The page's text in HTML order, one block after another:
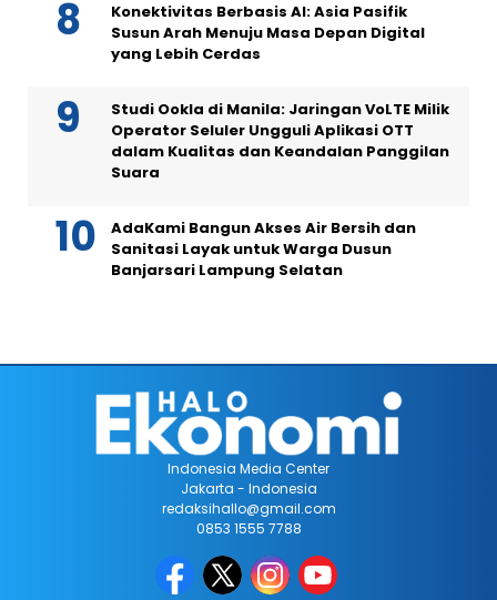
Konektivitas Berbasis AI: Asia Pasifik
Susun Arah Menuju Masa Depan Digital
yang Lebih Cerdas
Studi Ookla di Manila: Jaringan VoLTE Milik
Operator Seluler Ungguli Aplikasi OTT
dalam Kualitas dan Keandalan Panggilan
Suara
AdaKami Bangun Akses Air Bersih dan
Sanitasi Layak untuk Warga Dusun
Banjarsari Lampung Selatan
Indonesia Media Center
Jakarta - Indonesia
redaksihallo@gmail.com
0853 1555 7788